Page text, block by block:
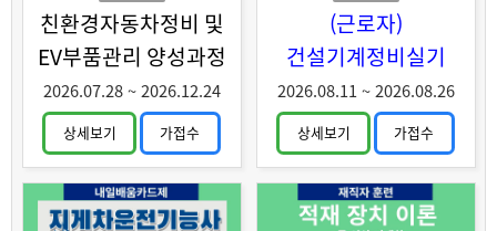
친환경자동차정비 및
EV부품관리 양성과정
2026.07.28~2026.12.24
상세보기 가접수
(근로자)
건설기계정비실기
2026.08.11~2026.08.26
상세보기 가접수